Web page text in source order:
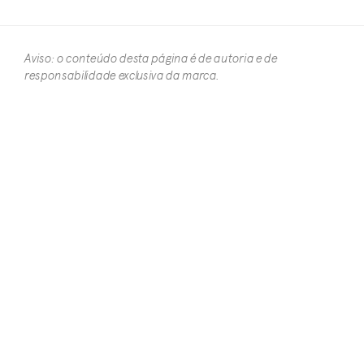
Aviso: o conteúdo desta página é de autoria e de
responsabilidade exclusiva da marca.​